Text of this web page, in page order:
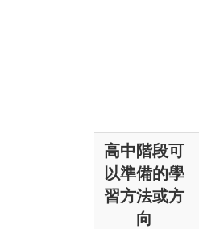
高中階段可
以準備的學
習方法或方
向